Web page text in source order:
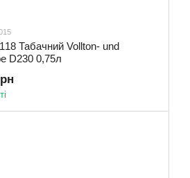
Табачний Vollton- und
D230 0,75л